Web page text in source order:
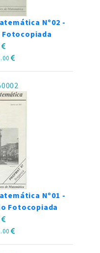
Nº02 -
Fotocopiada
Nº01 -
Fotocopiada